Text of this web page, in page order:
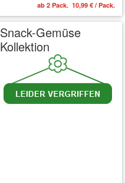
ab 2 Pack. 10,99 € / Pack.
Snack-Gemüse
Kollektion